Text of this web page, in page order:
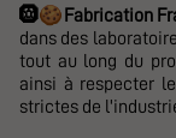
🛞🍪 Fabrication
dans des
tout au long du
ainsi à respecter
strictes de